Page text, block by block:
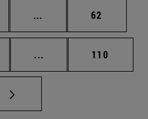
... Páginas intermedias
Página
62
... Páginas intermedias
Página
110